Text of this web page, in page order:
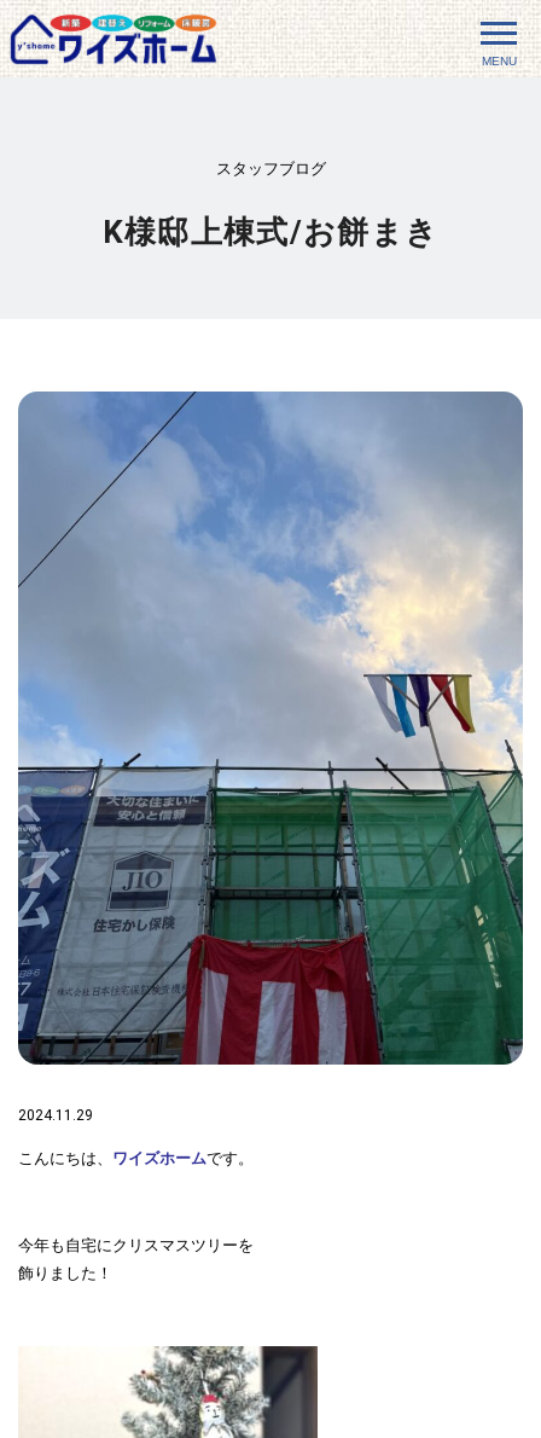
MENU
スタッフブログ
K様邸上棟式/お餅まき
2024.11.29
こんにちは、 ワイズホームです。
今年も自宅にクリスマスツリーを
飾りました！